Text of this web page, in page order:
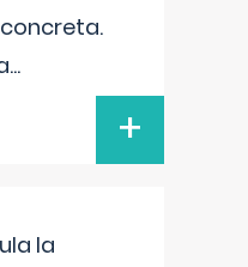
...
+
la